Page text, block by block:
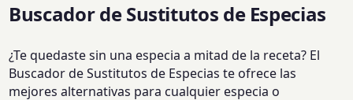
Buscador de Sustitutos de Especias
¿Te quedaste sin una especia a mitad de la receta? El
Buscador de Sustitutos de Especias te ofrece las
mejores alternativas para cualquier especia o